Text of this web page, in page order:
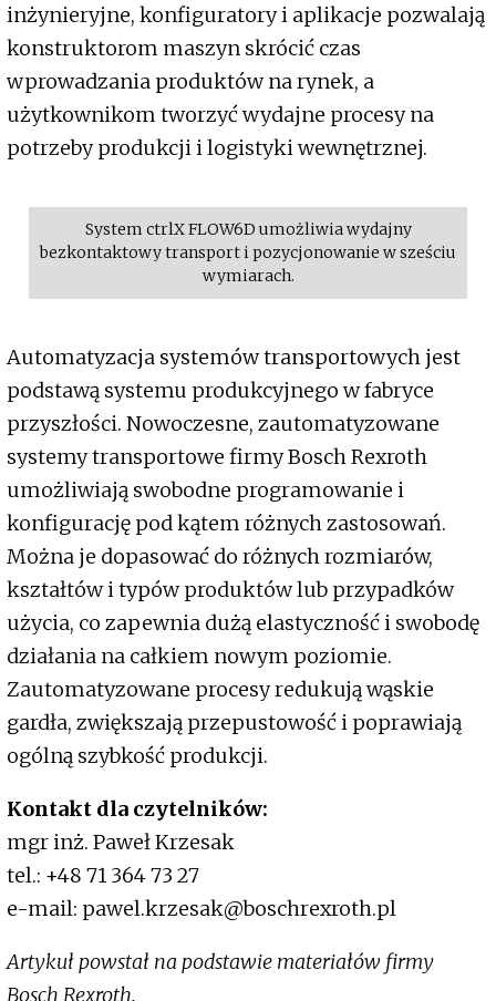
inżynieryjne, konfiguratory i aplikacje pozwalają
konstruktorom maszyn skrócić czas
wprowadzania produktów na rynek, a
użytkownikom tworzyć wydajne procesy na
potrzeby produkcji i logistyki wewnętrznej.
System ctrlX FLOW6D umożliwia wydajny
bezkontaktowy transport i pozycjonowanie w sześciu
wymiarach.
Automatyzacja systemów transportowych jest
podstawą systemu produkcyjnego w fabryce
przyszłości. Nowoczesne, zautomatyzowane
systemy transportowe firmy Bosch Rexroth
umożliwiają swobodne programowanie i
konfigurację pod kątem różnych zastosowań.
Można je dopasować do różnych rozmiarów,
kształtów i typów produktów lub przypadków
użycia, co zapewnia dużą elastyczność i swobodę
działania na całkiem nowym poziomie.
Zautomatyzowane procesy redukują wąskie
gardła, zwiększają przepustowość i poprawiają
ogólną szybkość produkcji.
Kontakt dla czytelników:
mgr inż. Paweł Krzesak
tel.: +48 71 364 73 27
e-mail: pawel.krzesak@boschrexroth.pl
Artykuł powstał na podstawie materiałów firmy
Bosch Rexroth.